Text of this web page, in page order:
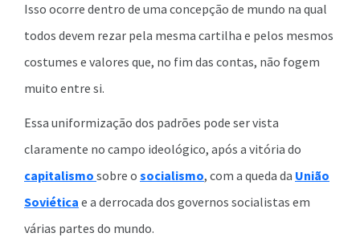
Isso ocorre dentro de uma concepção de mundo na qual
todos devem rezar pela mesma cartilha e pelos mesmos
costumes e valores que, no fim das contas, não fogem
muito entre si.
Essa uniformização dos padrões pode ser vista
claramente no campo ideológico, após a vitória do
capitalismo sobre o socialismo, com a queda da União
Soviética e a derrocada dos governos socialistas em
várias partes do mundo.